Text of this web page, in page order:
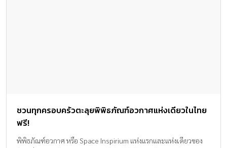
ชวนทุกครอบครัวตะลุยพิพิธภัณฑ์อวกาศแห่งเดียวในไทย
ฟรี!
พิพิธภัณฑ์อวกาศ หรือ Space Inspirium แห่งแรกและแห่งเดียวของ